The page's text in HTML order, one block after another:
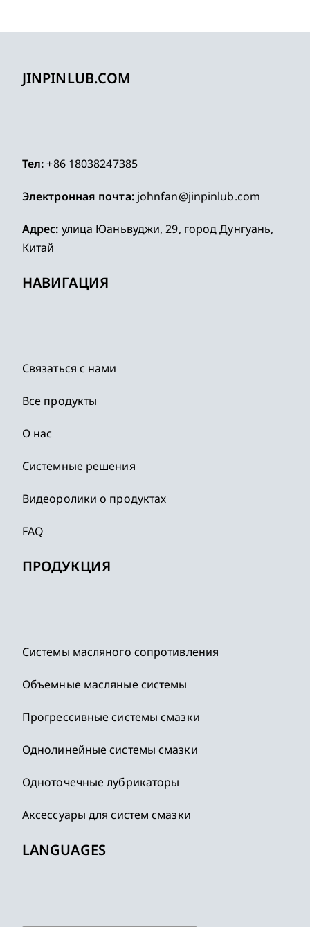
JINPINLUB.COM
Тел:+86 18038247385
Электронная почта: johnfan@jinpinlub.com
Адрес: улица Юаньвуджи, 29, город Дунгуань,
Китай
НАВИГАЦИЯ
Связаться с нами
Все продукты
О нас
Системные решения
Видеоролики о продуктах
FAQ
ПРОДУКЦИЯ
Системы масляного сопротивления
Объемные масляные системы
Прогрессивные системы смазки
Однолинейные системы смазки
Одноточечные лубрикаторы
Аксессуары для систем смазки
LANGUAGES